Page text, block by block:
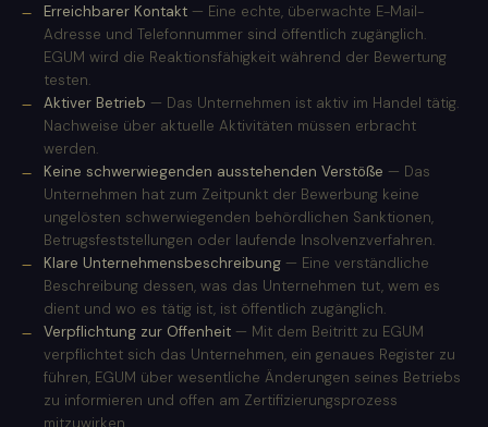
Erreichbarer Kontakt — Eine echte, überwachte E-Mail-
Adresse und Telefonnummer sind öffentlich zugänglich.
EGUM wird die Reaktionsfähigkeit während der Bewertung
testen.
Aktiver Betrieb — Das Unternehmen ist aktiv im Handel tätig.
Nachweise über aktuelle Aktivitäten müssen erbracht
werden.
Keine schwerwiegenden ausstehenden Verstöße — Das
Unternehmen hat zum Zeitpunkt der Bewerbung keine
ungelösten schwerwiegenden behördlichen Sanktionen,
Betrugsfeststellungen oder laufende Insolvenzverfahren.
Klare Unternehmensbeschreibung — Eine verständliche
Beschreibung dessen, was das Unternehmen tut, wem es
dient und wo es tätig ist, ist öffentlich zugänglich.
Verpflichtung zur Offenheit — Mit dem Beitritt zu EGUM
verpflichtet sich das Unternehmen, ein genaues Register zu
führen, EGUM über wesentliche Änderungen seines Betriebs
zu informieren und offen am Zertifizierungsprozess